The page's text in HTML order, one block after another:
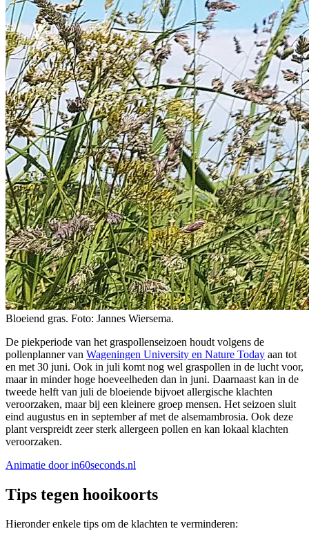
Bloeiend gras. Foto: Jannes Wiersema.
De piekperiode van het graspollenseizoen houdt volgens de
pollenplanner van Wageningen University en Nature Today aan tot
en met 30 juni. Ook in juli komt nog wel graspollen in de lucht voor,
maar in minder hoge hoeveelheden dan in juni. Daarnaast kan in de
tweede helft van juli de bloeiende bijvoet allergische klachten
veroorzaken, maar bij een kleinere groep mensen. Het seizoen sluit
eind augustus en in september af met de alsemambrosia. Ook deze
plant verspreidt zeer sterk allergeen pollen en kan lokaal klachten
veroorzaken.
Animatie door in60seconds.nl
Tips tegen hooikoorts
Hieronder enkele tips om de klachten te verminderen: